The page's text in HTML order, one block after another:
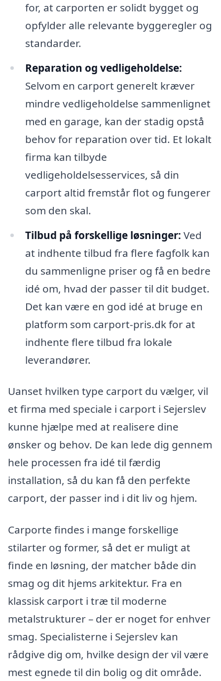
for, at carporten er solidt bygget og
opfylder alle relevante byggeregler og
standarder.
Reparation og vedligeholdelse:
Selvom en carport generelt kræver
mindre vedligeholdelse sammenlignet
med en garage, kan der stadig opstå
behov for reparation over tid. Et lokalt
firma kan tilbyde
vedligeholdelsesservices, så din
carport altid fremstår flot og fungerer
som den skal.
Tilbud på forskellige løsninger: Ved
at indhente tilbud fra flere fagfolk kan
du sammenligne priser og få en bedre
idé om, hvad der passer til dit budget.
Det kan være en god idé at bruge en
platform som carport-pris.dk for at
indhente flere tilbud fra lokale
leverandører.
Uanset hvilken type carport du vælger, vil
et firma med speciale i carport i Sejerslev
kunne hjælpe med at realisere dine
ønsker og behov. De kan lede dig gennem
hele processen fra idé til færdig
installation, så du kan få den perfekte
carport, der passer ind i dit liv og hjem.
Carporte findes i mange forskellige
stilarter og former, så det er muligt at
finde en løsning, der matcher både din
smag og dit hjems arkitektur. Fra en
klassisk carport i træ til moderne
metalstrukturer – der er noget for enhver
smag. Specialisterne i Sejerslev kan
rådgive dig om, hvilke design der vil være
mest egnede til din bolig og dit område.